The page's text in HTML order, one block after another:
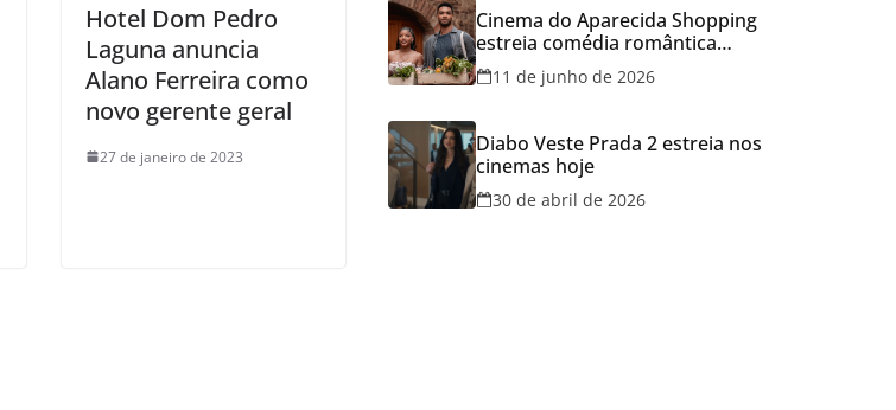
Hotel Dom Pedro
Laguna anuncia
Alano Ferreira como
novo gerente geral
27 de janeiro de 2023
Cinema do Aparecida Shopping
estreia comédia romântica
ambientada na Itália, hoje e
lança promoção para o Dia dos
11 de junho de 2026
Diabo Veste Prada 2 estreia nos
cinemas hoje
30 de abril de 2026